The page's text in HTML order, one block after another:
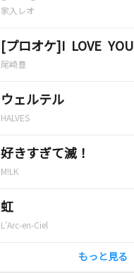
家入レオ
[プロオケ]I LOVE YOU
尾崎豊
ウェルテル
HALVES
好きすぎて滅！
M!LK
虹
L'Arc-en-Ciel
もっと見る